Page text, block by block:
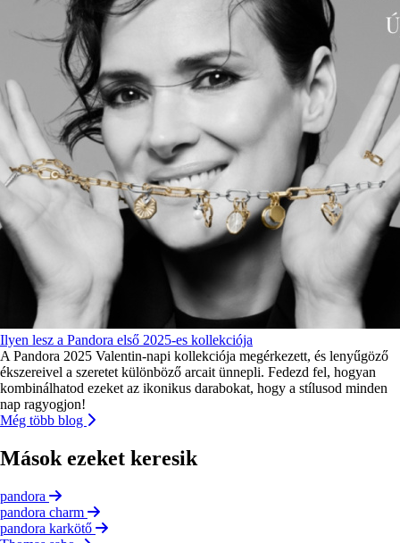
Ilyen lesz a Pandora első 2025-es kollekciója
A Pandora 2025 Valentin-napi kollekciója megérkezett, és lenyűgöző
ékszereivel a szeretet különböző arcait ünnepli. Fedezd fel, hogyan
kombinálhatod ezeket az ikonikus darabokat, hogy a stílusod minden
nap ragyogjon!
Még több blog
Mások ezeket keresik
pandora
pandora charm
pandora karkötő